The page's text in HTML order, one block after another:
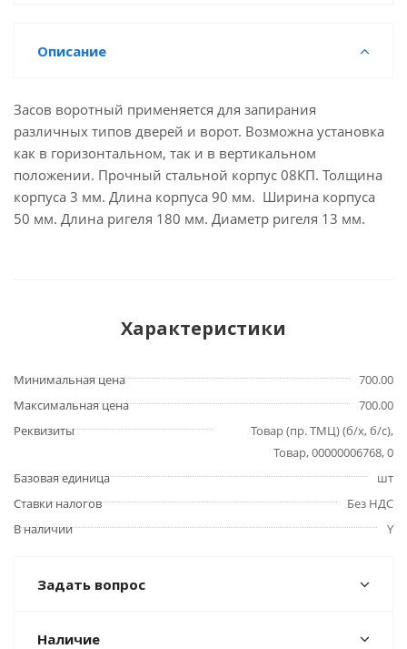
Описание
Засов воротный применяется для запирания
различных типов дверей и ворот. Возможна установка
как в горизонтальном, так и в вертикальном
положении. Прочный стальной корпус 08КП. Толщина
корпуса 3 мм. Длина корпуса 90 мм. Ширина корпуса
50 мм. Длина ригеля 180 мм. Диаметр ригеля 13 мм.
Характеристики
Минимальная цена
700.00
Максимальная цена
700.00
Реквизиты
Товар (пр. ТМЦ) (б/х, б/с),
Товар, 00000006768, 0
Базовая единица
шт
Ставки налогов
Без НДС
В наличии
Y
Задать вопрос
Наличие